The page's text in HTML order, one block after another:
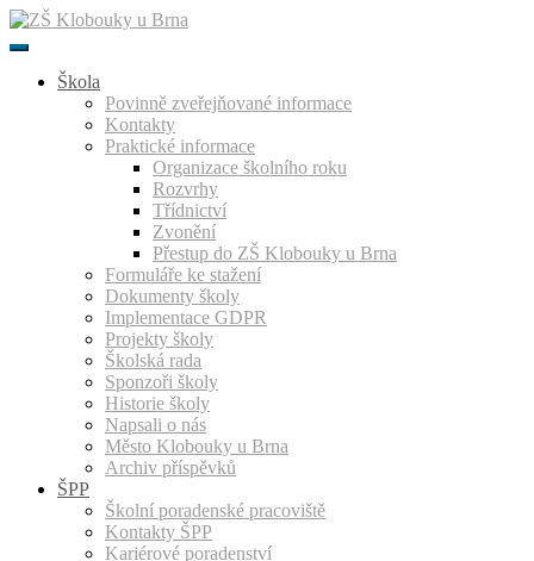
Přeskočit
k
Škola
Povinně zveřejňované informace
Kontakty
Praktické informace
Organizace školního roku
Rozvrhy
Třídnictví
Zvonění
Přestup do ZŠ Klobouky u Brna
Formuláře ke stažení
Dokumenty školy
Implementace GDPR
Projekty školy
Školská rada
Sponzoři školy
Historie školy
Napsali o nás
Město Klobouky u Brna
Archiv příspěvků
ŠPP
Školní poradenské pracoviště
Kontakty ŠPP
Kariérové poradenství